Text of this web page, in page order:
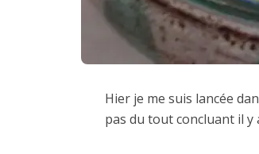
Hier je me suis lancée
pas du tout concluant il y